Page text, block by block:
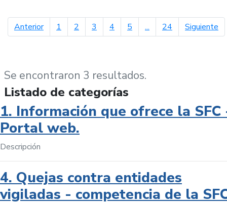
Anteriorpágina anterior
1 2 3 4 5 ... 24 Siguiente
Se encontraron 3 resultados.
Listado de categorías
1. Información que ofrece la SFC
Portal web.
Descripción
4. Quejas contra entidades
vigiladas - competencia de la